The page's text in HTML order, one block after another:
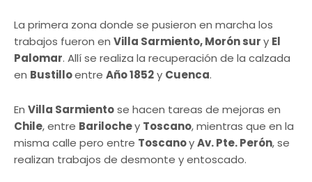
La primera zona donde se pusieron en marcha los
trabajos fueron en Villa Sarmiento, Morón sury El
Palomar. Allí se realiza la recuperación de la calzada
en Bustilloentre Año 1852y Cuenca.
En Villa Sarmientose hacen tareas de mejoras en
Chile, entre Barilochey Toscano, mientras que en la
misma calle pero entre ToscanoyAv. Pte. Perón, se
realizan trabajos de desmonte y entoscado.